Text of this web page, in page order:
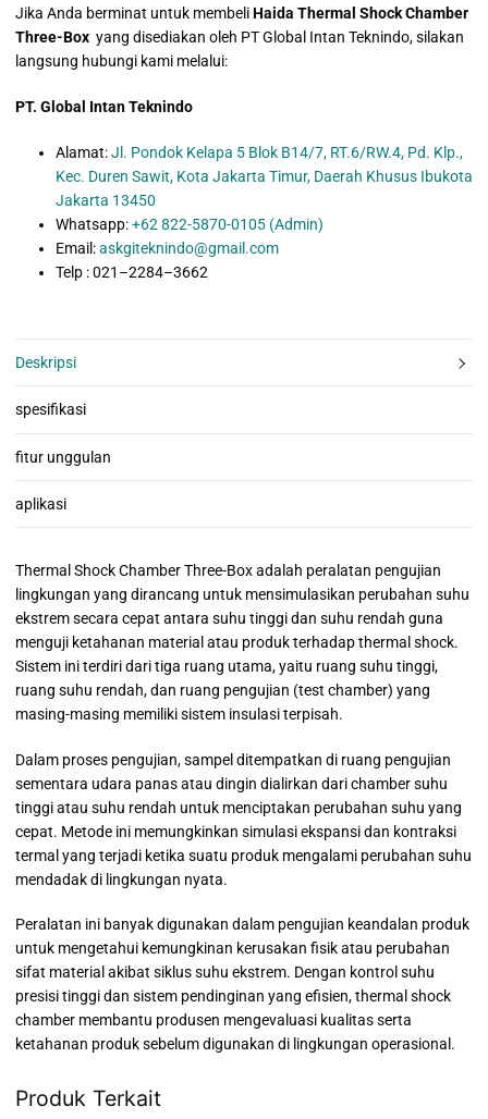
Jika Anda berminat untuk membeliHaida Thermal Shock Chamber
Three-Box yang disediakan oleh PT Global Intan Teknindo, silakan
langsung hubungi kami melalui:
PT. Global Intan Teknindo
Alamat:Jl. Pondok Kelapa 5 Blok B14/7, RT.6/RW.4, Pd. Klp.,
Kec. Duren Sawit, Kota Jakarta Timur, Daerah Khusus Ibukota
Jakarta 13450
Whatsapp: +62 822-5870-0105 (Admin)
Email:askgiteknindo@gmail.com
Telp : 021–2284–3662
Deskripsi
spesifikasi
fitur unggulan
aplikasi
Thermal Shock Chamber Three-Box adalah peralatan pengujian
lingkungan yang dirancang untuk mensimulasikan perubahan suhu
ekstrem secara cepat antara suhu tinggi dan suhu rendah guna
menguji ketahanan material atau produk terhadap thermal shock.
Sistem ini terdiri dari tiga ruang utama, yaitu ruang suhu tinggi,
ruang suhu rendah, dan ruang pengujian (test chamber) yang
masing-masing memiliki sistem insulasi terpisah.
Dalam proses pengujian, sampel ditempatkan di ruang pengujian
sementara udara panas atau dingin dialirkan dari chamber suhu
tinggi atau suhu rendah untuk menciptakan perubahan suhu yang
cepat. Metode ini memungkinkan simulasi ekspansi dan kontraksi
termal yang terjadi ketika suatu produk mengalami perubahan suhu
mendadak di lingkungan nyata.
Peralatan ini banyak digunakan dalam pengujian keandalan produk
untuk mengetahui kemungkinan kerusakan fisik atau perubahan
sifat material akibat siklus suhu ekstrem. Dengan kontrol suhu
presisi tinggi dan sistem pendinginan yang efisien, thermal shock
chamber membantu produsen mengevaluasi kualitas serta
ketahanan produk sebelum digunakan di lingkungan operasional.
Produk Terkait